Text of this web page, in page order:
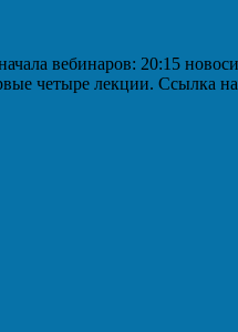
20:15
четыре лекции. Ссылка